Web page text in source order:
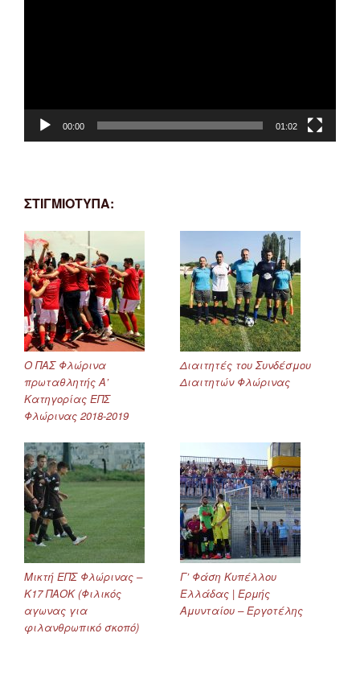
00:00 01:02
ΣΤΙΓΜΙΟΤΥΠΑ:
Ο ΠΑΣ Φλώρινα
πρωταθλητής Α’
Κατηγορίας ΕΠΣ
Φλώρινας 2018-2019
Διαιτητές του Συνδέσμου
Διαιτητών Φλώρινας
Μικτή ΕΠΣ Φλώρινας –
Κ17 ΠΑΟΚ (Φιλικός
αγωνας για
φιλανθρωπικό σκοπό)
Γ’ Φάση Κυπέλλου
Ελλάδας | Ερμής
Αμυνταίου – Εργοτέλης